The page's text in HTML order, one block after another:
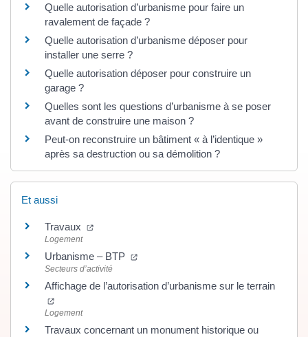
Quelle autorisation d’urbanisme pour faire un
ravalement de façade ?
Quelle autorisation d’urbanisme déposer pour
installer une serre ?
Quelle autorisation déposer pour construire un
garage ?
Quelles sont les questions d’urbanisme à se poser
avant de construire une maison ?
Peut-on reconstruire un bâtiment « à l’identique »
après sa destruction ou sa démolition ?
Et aussi
Travaux (ouverture dans un nouvel onglet)
Logement
Urbanisme – BTP (ouverture dans un nouvel onglet)
Secteurs d’activité
Affichage de l’autorisation d’urbanisme sur le terrain
(ouverture dans un nouvel onglet)
Logement
Travaux concernant un monument historique ou